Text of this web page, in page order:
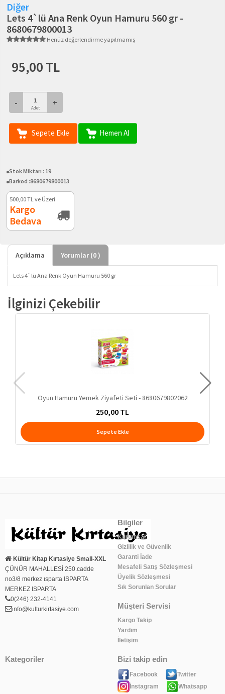
Diğer
Lets 4`lü Ana Renk Oyun Hamuru 560 gr -
8680679800013
Henüz değerlendirme yapılmamış
95,00 TL
-
Adet
+
Sepete Ekle Hemen Al
Stok Miktarı : 19
Barkod :8680679800013
500,00TL ve Üzeri
Kargo
Bedava
Açıklama Yorumlar (0)
Lets 4`lü Ana Renk Oyun Hamuru 560 gr
İlginizi Çekebilir
Oyun Hamuru Yemek Ziyafeti Seti - 8680679802062
250,00 TL
Sepete Ekle
Kültür Kitap Kırtasiye Small-XXL
ÇÜNÜR MAHALLESİ 250.cadde
no3/8 merkez ısparta ISPARTA
MERKEZ ISPARTA
0(246) 232-4141
info@kulturkirtasiye.com
Bilgiler
Kurumsal
Gizlilik ve Güvenlik
Garanti İade
Mesafeli Satış Sözleşmesi
Üyelik Sözleşmesi
Sık Sorunlan Sorular
Müşteri Servisi
Kargo Takip
Yardım
İletişim
Kategoriler Bizi takip edin
Facebook
Twitter
İnstagram
Whatsapp